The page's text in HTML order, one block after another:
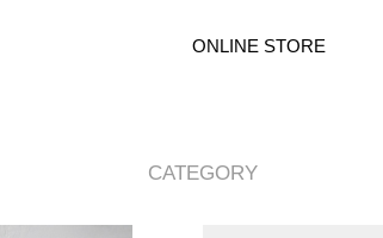
ONLINE STORE
CATEGORY